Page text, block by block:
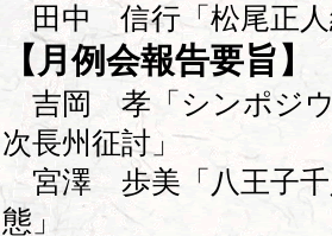
田中 信行「松尾正人
【月例会報告要旨】
吉岡 孝「シンポジ
次長州征討」
宮澤 歩美「八王子千
態」